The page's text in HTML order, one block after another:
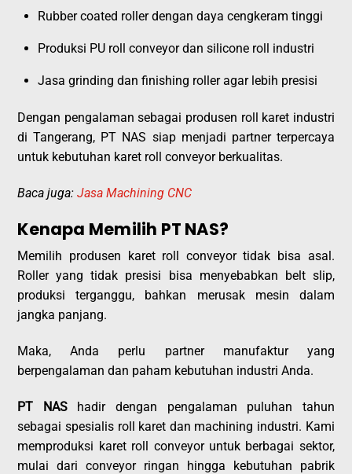
Rubber coated roller dengan daya cengkeram tinggi
Produksi PU roll conveyor dan silicone roll industri
Jasa grinding dan finishing roller agar lebih presisi
Dengan pengalaman sebagai produsen roll karet industri
di Tangerang, PT NAS siap menjadi partner terpercaya
untuk kebutuhan karet roll conveyor berkualitas.
Baca juga:Jasa Machining CNC
Kenapa Memilih PT NAS?
Memilih produsen karet roll conveyor tidak bisa asal.
Roller yang tidak presisi bisa menyebabkan belt slip,
produksi terganggu, bahkan merusak mesin dalam
jangka panjang.
Maka, Anda perlu partner manufaktur yang
berpengalaman dan paham kebutuhan industri Anda.
PT NAShadir dengan pengalaman puluhan tahun
sebagai spesialis roll karet dan machining industri. Kami
memproduksi karet roll conveyor untuk berbagai sektor,
mulai dari conveyor ringan hingga kebutuhan pabrik